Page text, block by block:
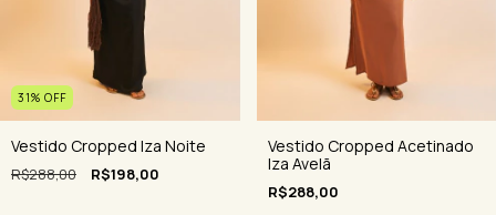
31% OFF
Vestido Cropped Iza Noite
R$288,00 R$198,00
Vestido Cropped Acetinado
Iza Avelã
R$288,00